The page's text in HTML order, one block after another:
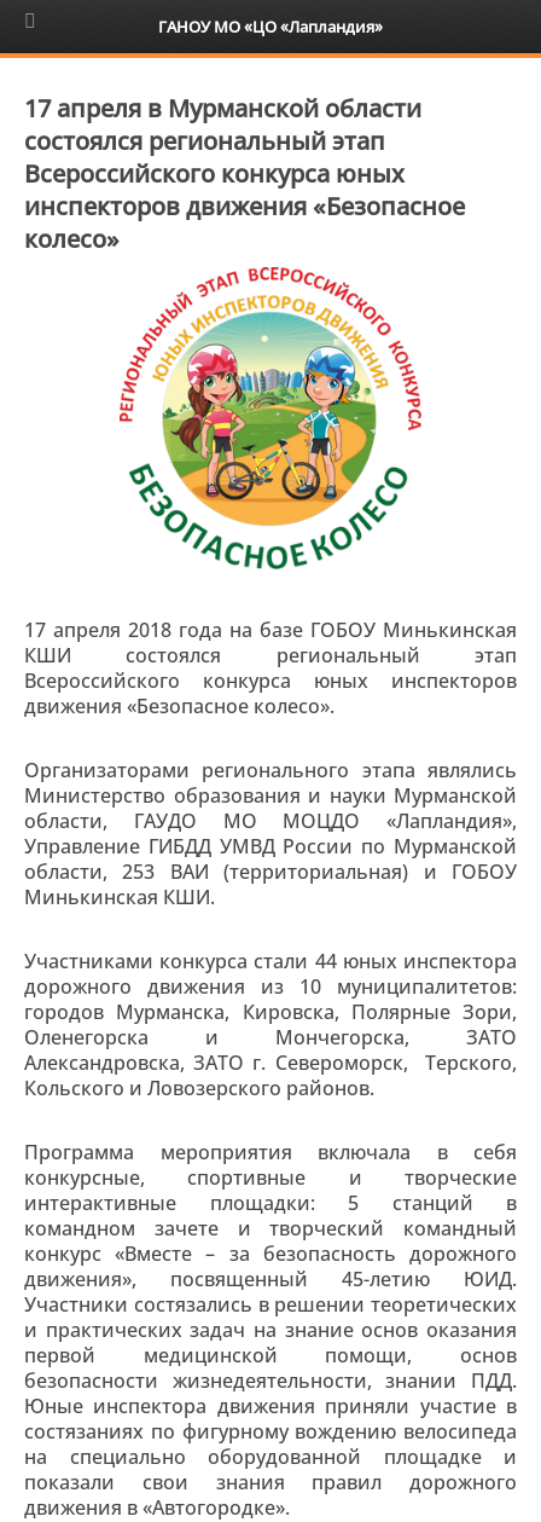
6+
17 апреля в Мурманской области
состоялся региональный этап
Всероссийского конкурса юных
инспекторов движения «Безопасное
колесо»
17 апреля 2018 года на базе ГОБОУ Минькинская
КШИ состоялся региональный этап
Всероссийского конкурса юных инспекторов
движения «Безопасное колесо».
Организаторами регионального этапа являлись
Министерство образования и науки Мурманской
области, ГАУДО МО МОЦДО «Лапландия»,
Управление ГИБДД УМВД России по Мурманской
области, 253 ВАИ (территориальная) и ГОБОУ
Минькинская КШИ.
Участниками конкурса стали 44 юных инспектора
дорожного движения из 10 муниципалитетов:
городов Мурманска, Кировска, Полярные Зори,
Оленегорска и Мончегорска, ЗАТО
Александровска, ЗАТО г. Североморск, Терского,
Кольского и Ловозерского районов.
Программа мероприятия включала в себя
конкурсные, спортивные и творческие
интерактивные площадки: 5 станций в
командном зачете и творческий командный
конкурс «Вместе – за безопасность дорожного
движения», посвященный 45-летию ЮИД.
Участники состязались в решении теоретических
и практических задач на знание основ оказания
первой медицинской помощи, основ
безопасности жизнедеятельности, знании ПДД.
Юные инспектора движения приняли участие в
состязаниях по фигурному вождению велосипеда
на специально оборудованной площадке и
показали свои знания правил дорожного
движения в «Автогородке».
ГАНОУ МО «ЦО «Лапландия»